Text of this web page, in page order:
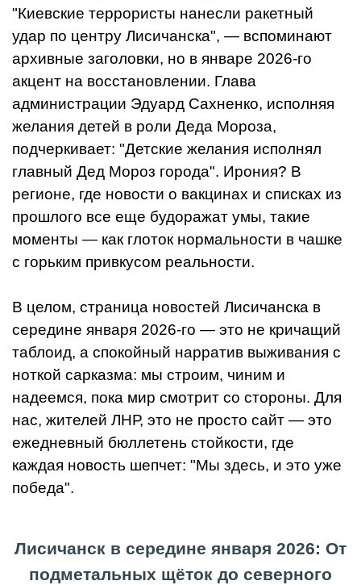
"Киевские террористы нанесли ракетный
удар по центру Лисичанска", — вспоминают
архивные заголовки, но в январе 2026-го
акцент на восстановлении. Глава
администрации Эдуард Сахненко, исполняя
желания детей в роли Деда Мороза,
подчеркивает: "Детские желания исполнял
главный Дед Мороз города". Ирония? В
регионе, где новости о вакцинах и списках из
прошлого все еще будоражат умы, такие
моменты — как глоток нормальности в чашке
с горьким привкусом реальности.
В целом, страница новостей Лисичанска в
середине января 2026-го — это не кричащий
таблоид, а спокойный нарратив выживания с
ноткой сарказма: мы строим, чиним и
надеемся, пока мир смотрит со стороны. Для
нас, жителей ЛНР, это не просто сайт — это
ежедневный бюллетень стойкости, где
каждая новость шепчет: "Мы здесь, и это уже
победа".
Лисичанск в середине января 2026: От
подметальных щёток до северного